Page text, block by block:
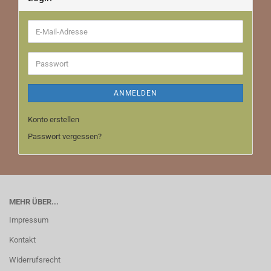
E-
Mail-
Adresse
Passwort
ANMELDEN
Konto erstellen
Passwort vergessen?
MEHR ÜBER...
Impressum
Kontakt
Widerrufsrecht